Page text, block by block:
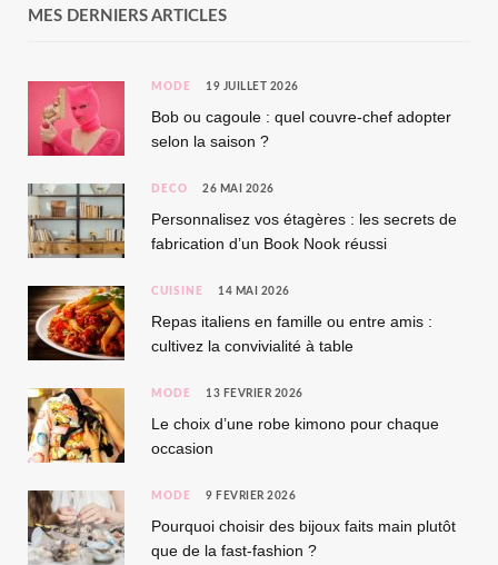
MES DERNIERS ARTICLES
MODE 19 JUILLET 2026
Bob ou cagoule : quel couvre-chef adopter
selon la saison ?
DÉCO 26 MAI 2026
Personnalisez vos étagères : les secrets de
fabrication d’un Book Nook réussi
CUISINE 14 MAI 2026
Repas italiens en famille ou entre amis :
cultivez la convivialité à table
MODE 13 FÉVRIER 2026
Le choix d’une robe kimono pour chaque
occasion
MODE 9 FÉVRIER 2026
Pourquoi choisir des bijoux faits main plutôt
que de la fast-fashion ?